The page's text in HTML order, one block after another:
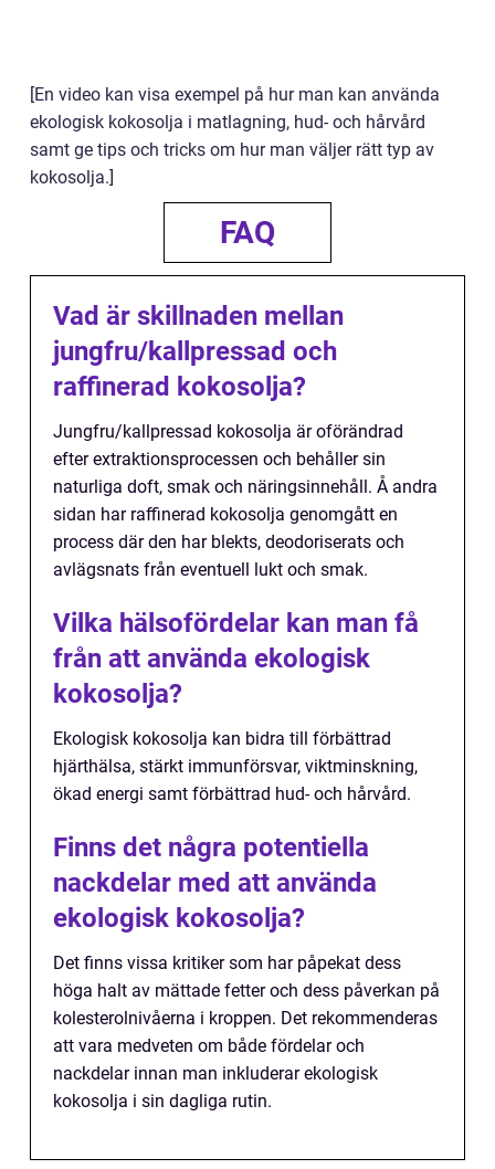
[En video kan visa exempel på hur man kan använda
ekologisk kokosolja i matlagning, hud- och hårvård
samt ge tips och tricks om hur man väljer rätt typ av
kokosolja.]
FAQ
Vad är skillnaden mellan
jungfru/kallpressad och
raffinerad kokosolja?
Jungfru/kallpressad kokosolja är oförändrad
efter extraktionsprocessen och behåller sin
naturliga doft, smak och näringsinnehåll. Å andra
sidan har raffinerad kokosolja genomgått en
process där den har blekts, deodoriserats och
avlägsnats från eventuell lukt och smak.
Vilka hälsofördelar kan man få
från att använda ekologisk
kokosolja?
Ekologisk kokosolja kan bidra till förbättrad
hjärthälsa, stärkt immunförsvar, viktminskning,
ökad energi samt förbättrad hud- och hårvård.
Finns det några potentiella
nackdelar med att använda
ekologisk kokosolja?
Det finns vissa kritiker som har påpekat dess
höga halt av mättade fetter och dess påverkan på
kolesterolnivåerna i kroppen. Det rekommenderas
att vara medveten om både fördelar och
nackdelar innan man inkluderar ekologisk
kokosolja i sin dagliga rutin.